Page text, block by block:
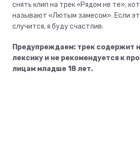
снять клип на трек «Рядом не те»,
называют «Лютым замесом». Если
случится, я буду счастлив.
Предупреждаем: трек содержит
лексику и не рекомендуется к
лицам младше 18 лет.